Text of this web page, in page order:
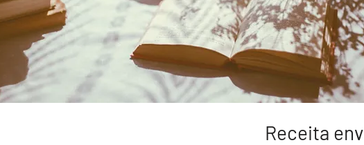
Receita